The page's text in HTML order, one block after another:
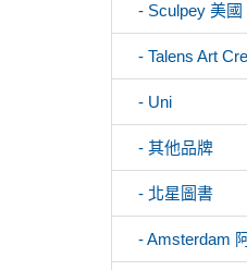
- Sculpey 美國
- Talens Art
- Uni
- 其他品牌
- 北星圖書
- Amsterdam